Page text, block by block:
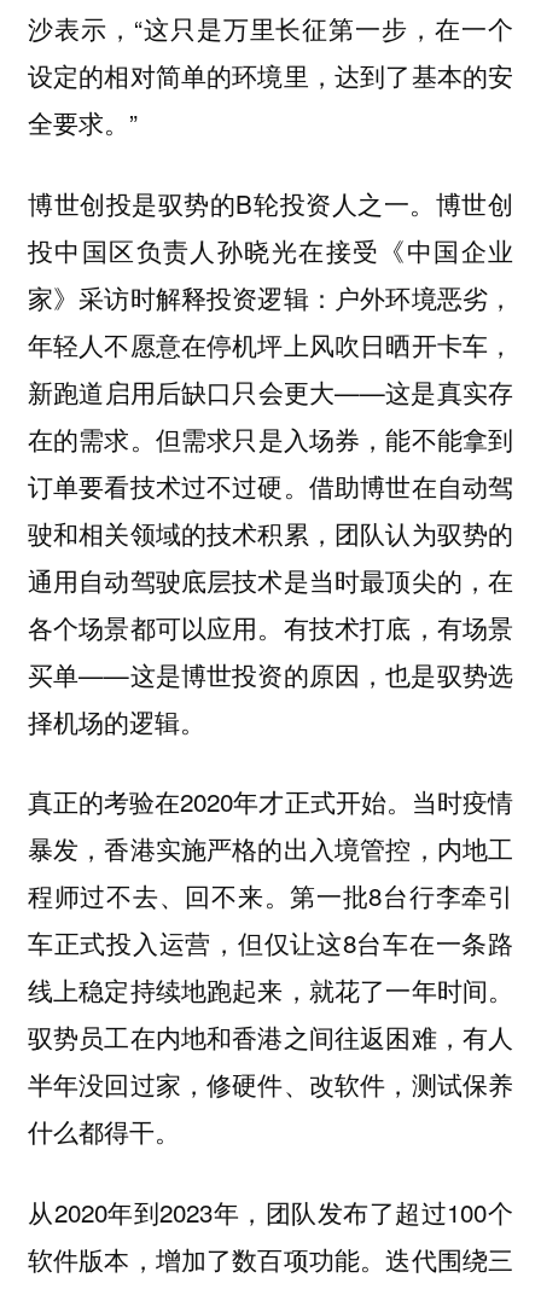
沙表示，“这只是万里长征第一步，在一个
设定的相对简单的环境里，达到了基本的安
全要求。”
博世创投是驭势的B轮投资人之一。博世创
投中国区负责人孙晓光在接受《中国企业
家》采访时解释投资逻辑：户外环境恶劣，
年轻人不愿意在停机坪上风吹日晒开卡车，
新跑道启用后缺口只会更大——这是真实存
在的需求。 但需求只是入场券，能不能拿到
订单要看技术过不过硬。 借助博世在自动驾
驶和相关领域的技术积累，团队认为驭势的
通用自动驾驶底层技术是当时最顶尖的，在
各个场景都可以应用。有技术打底，有场景
买单——这是博世投资的原因，也是驭势选
择机场的逻辑。
真正的考验在2020年才正式开始。当时疫情
暴发，香港实施严格的出入境管控，内地工
程师过不去、回不来。第一批8台行李牵引
车正式投入运营，但仅让这8台车在一条路
线上稳定持续地跑起来，就花了一年时间。
驭势员工在内地和香港之间往返困难，有人
半年没回过家，修硬件、改软件，测试保养
什么都得干。
从2020年到2023年，团队发布了超过100个
软件版本，增加了数百项功能。迭代围绕三